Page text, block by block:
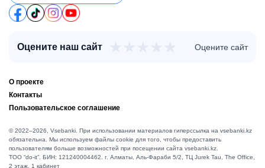
Оцените наш сайт Оцените сайт
О проекте
Контакты
Пользовательское соглашение
© 2022–2026, Vsebanki. При использовании материалов гиперссылка на vsebanki.kz
обязательна. Мы используем файлы cookie для того, чтобы предоставить
пользователям больше возможностей при посещении сайта vsebanki.kz.
TOO “do-it”. БИН: 121240004462. г. Алматы, ​Аль-Фараби 5/2, ТЦ Jurek Tau, The Office,
2 этаж, 1 кабинет